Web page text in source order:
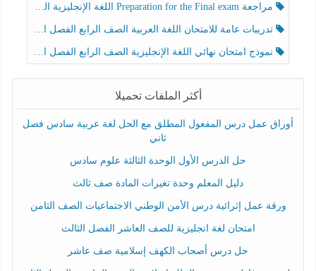
مراجعة Preparation for the Final exam اللغة الإنجليزية الصف الرابع الفصل الثالث
تدريبات عامة للامتحان اللغة العربية الصف الرابع الفصل الثالث
نموذج امتحان نهائي اللغة الإنجليزية الصف الرابع الفصل الثالث
أكثر الملفات تحميلا
أوراق عمل درس المفعول المطلق مع الحل لغة عربية سادس فصل
ثاني
حل الدرس الأول الوحدة الثالثة علوم سادس
دليل المعلم وحدة تغيرات المادة صف ثالث
ورقة عمل إثرائية درس الأمن الوطني الاجتماعيات الصف الثامن
امتحان لغة انجليزية للصف العاشر الفصل الثالث
حل درس أصحاب الكهف إسلامية صف عاشر